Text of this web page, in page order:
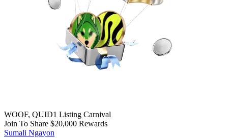
WOOF, QUID1 Listing Carnival
Join To Share $20,000 Rewards
Sumali Ngayon